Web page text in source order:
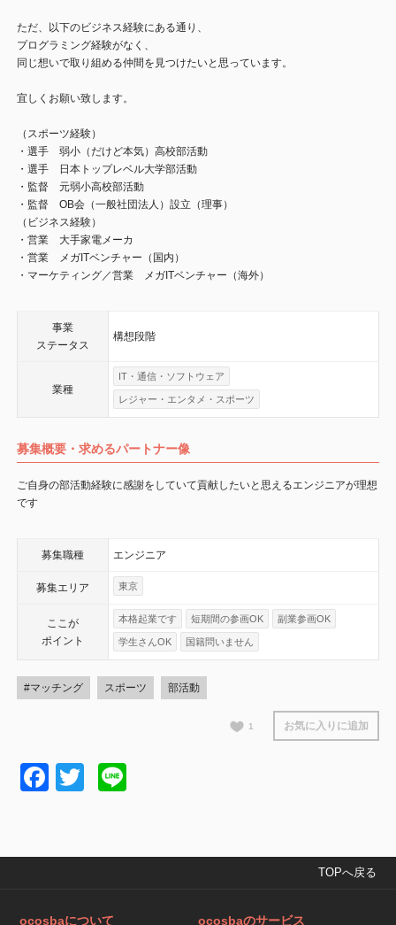
ただ、以下のビジネス経験にある通り、
プログラミング経験がなく、
同じ想いで取り組める仲間を見つけたいと思っています。
宜しくお願い致します。
（スポーツ経験）
・選手 弱小（だけど本気）高校部活動
・選手 日本トップレベル大学部活動
・監督 元弱小高校部活動
・監督 OB会（一般社団法人）設立（理事）
（ビジネス経験）
・営業 大手家電メーカ
・営業 メガITベンチャー（国内）
・マーケティング／営業 メガITベンチャー（海外）
事業
ステータス
構想段階
業種
IT・通信・ソフトウェア
レジャー・エンタメ・スポーツ
募集概要・求めるパートナー像
ご自身の部活動経験に感謝をしていて貢献したいと思えるエンジニアが理想
です
募集職種 エンジニア
募集エリア 東京
ここが
ポイント
本格起業です 短期間の参画OK 副業参画OK
学生さんOK 国籍問いません
#マッチング スポーツ 部活動
1 お気に入りに追加
Facebook
Twitter
TOPへ戻る
ocosbaについて ocosbaのサービス